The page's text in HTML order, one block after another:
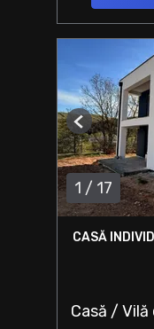
1 / 17
Previous
CASĂ
Casă /